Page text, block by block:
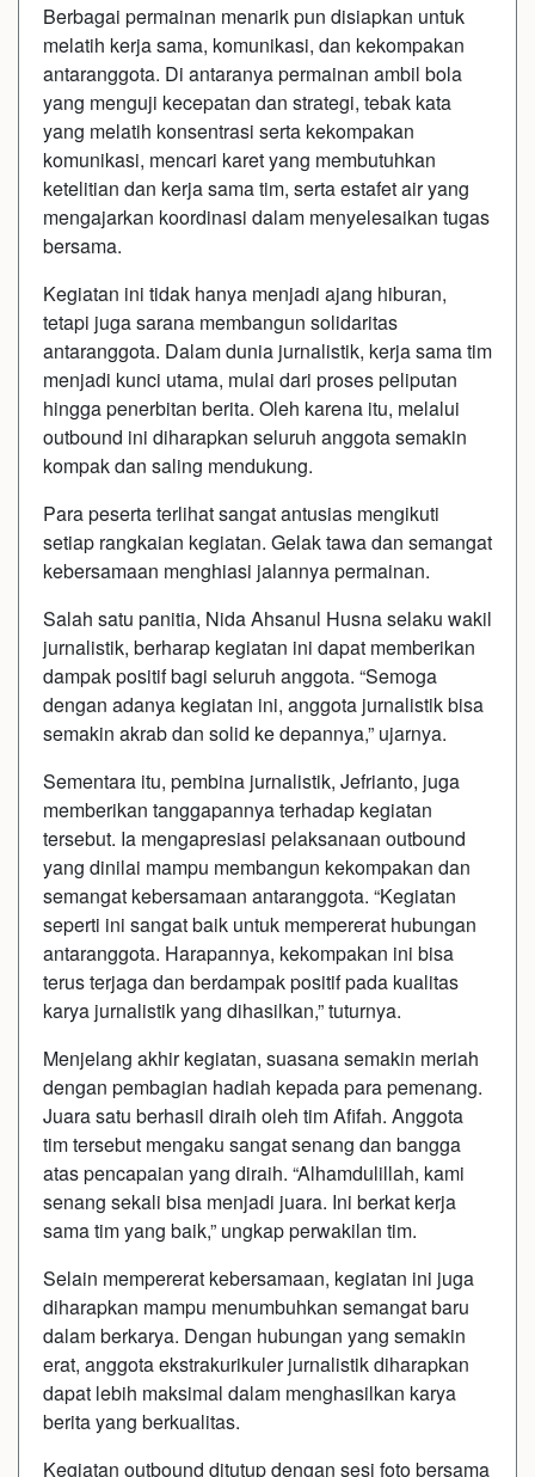
Berbagai permainan menarik pun disiapkan untuk
melatih kerja sama, komunikasi, dan kekompakan
antaranggota. Di antaranya permainan ambil bola
yang menguji kecepatan dan strategi, tebak kata
yang melatih konsentrasi serta kekompakan
komunikasi, mencari karet yang membutuhkan
ketelitian dan kerja sama tim, serta estafet air yang
mengajarkan koordinasi dalam menyelesaikan tugas
bersama.
Kegiatan ini tidak hanya menjadi ajang hiburan,
tetapi juga sarana membangun solidaritas
antaranggota. Dalam dunia jurnalistik, kerja sama tim
menjadi kunci utama, mulai dari proses peliputan
hingga penerbitan berita. Oleh karena itu, melalui
outbound ini diharapkan seluruh anggota semakin
kompak dan saling mendukung.
Para peserta terlihat sangat antusias mengikuti
setiap rangkaian kegiatan. Gelak tawa dan semangat
kebersamaan menghiasi jalannya permainan.
Salah satu panitia, Nida Ahsanul Husna selaku wakil
jurnalistik, berharap kegiatan ini dapat memberikan
dampak positif bagi seluruh anggota. “Semoga
dengan adanya kegiatan ini, anggota jurnalistik bisa
semakin akrab dan solid ke depannya,” ujarnya.
Sementara itu, pembina jurnalistik, Jefrianto, juga
memberikan tanggapannya terhadap kegiatan
tersebut. Ia mengapresiasi pelaksanaan outbound
yang dinilai mampu membangun kekompakan dan
semangat kebersamaan antaranggota. “Kegiatan
seperti ini sangat baik untuk mempererat hubungan
antaranggota. Harapannya, kekompakan ini bisa
terus terjaga dan berdampak positif pada kualitas
karya jurnalistik yang dihasilkan,” tuturnya.
Menjelang akhir kegiatan, suasana semakin meriah
dengan pembagian hadiah kepada para pemenang.
Juara satu berhasil diraih oleh tim Afifah. Anggota
tim tersebut mengaku sangat senang dan bangga
atas pencapaian yang diraih. “Alhamdulillah, kami
senang sekali bisa menjadi juara. Ini berkat kerja
sama tim yang baik,” ungkap perwakilan tim.
Selain mempererat kebersamaan, kegiatan ini juga
diharapkan mampu menumbuhkan semangat baru
dalam berkarya. Dengan hubungan yang semakin
erat, anggota ekstrakurikuler jurnalistik diharapkan
dapat lebih maksimal dalam menghasilkan karya
berita yang berkualitas.
Kegiatan outbound ditutup dengan sesi foto bersama